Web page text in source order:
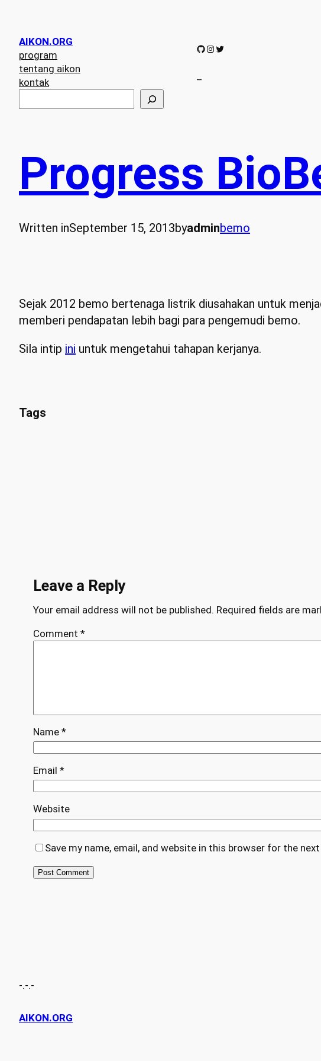
AIKON.ORG
program
tentang aikon
kontak
e
GitHub Instagram Twitter
–
Progress
Written inSeptember 15, 2013byadminbemo
Sejak 2012 bemo bertenaga listrik diusahakan untuk
memberi pendapatan lebih bagi para pengemudi bemo.
Sila intip ini untuk mengetahui tahapan kerjanya.
Tags
Leave a Reply
Your email address will not be published. Required fields are
Comment *
Name *
Email *
Website
Save my name, email, and website in this browser for the
-.-.-
AIKON.ORG